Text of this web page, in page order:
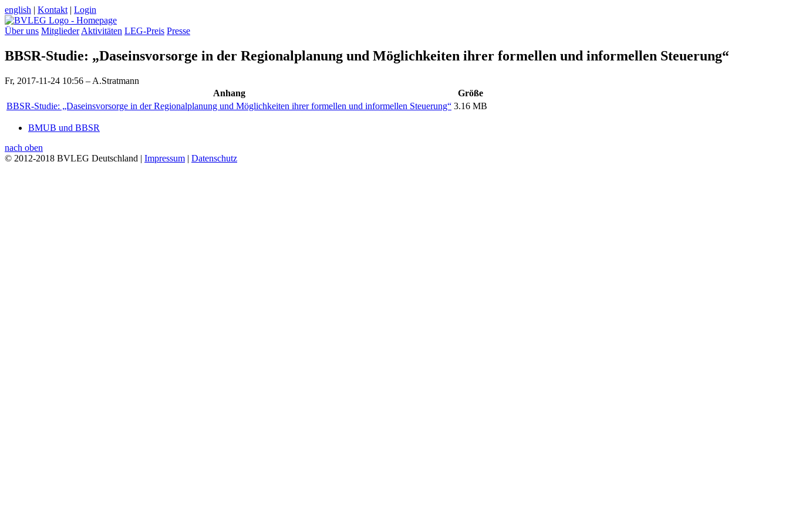
english | Kontakt | Login
Über uns Mitglieder Aktivitäten LEG-Preis Presse
BBSR-Studie: „Daseinsvorsorge in der Regionalplanung und Möglichkeiten ihrer formellen und informellen Steuerung“
Fr, 2017-11-24 10:56 – A.Stratmann
Anhang
Größe
BBSR-Studie: „Daseinsvorsorge in der Regionalplanung und Möglichkeiten ihrer formellen und informellen Steuerung“ 3.16 MB
BMUB und BBSR
nach oben
© 2012-2018 BVLEG Deutschland | Impressum | Datenschutz